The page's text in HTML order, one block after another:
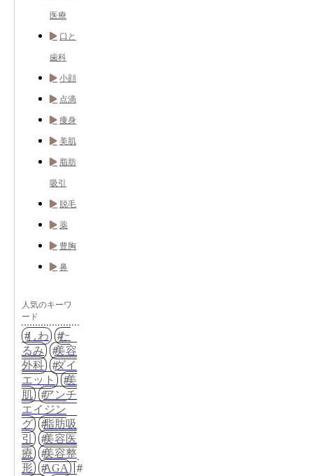
医療
口と
歯科
小顔
点滴
痩身
美肌
脂肪
吸引
脱毛
薬
豊胸
鼻
人気のキーワ
ード
しわ
た
るみ
美容
外科
ダイ
エット
美
肌
アンチ
エイジン
グ
脂肪吸
引
美容医
療
美容整
形
AGA